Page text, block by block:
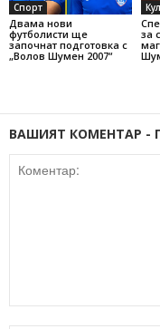
Спорт
Двама нови
футболисти ще
започнат подготовка с
„Волов Шумен 2007“
за
ВАШИЯТ КОМЕНТАР -